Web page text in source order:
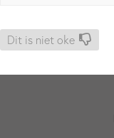
Dit is niet oke